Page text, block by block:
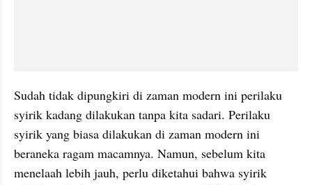
Sudah tidak dipungkiri di zaman modern ini perilaku
syirik kadang dilakukan tanpa kita sadari. Perilaku
syirik yang biasa dilakukan di zaman modern ini
beraneka ragam macamnya. Namun, sebelum kita
menelaah lebih jauh, perlu diketahui bahwa syirik